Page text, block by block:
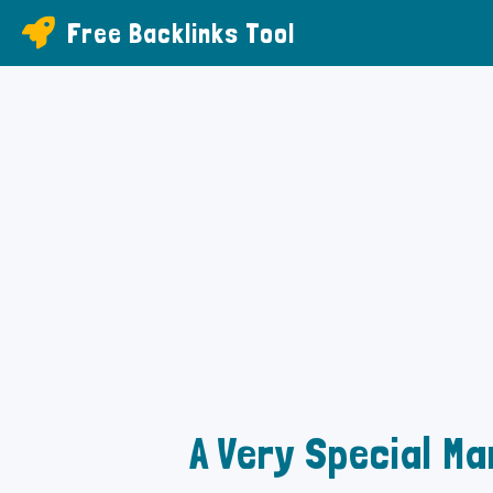
Free Backlinks Tool
A Very Special